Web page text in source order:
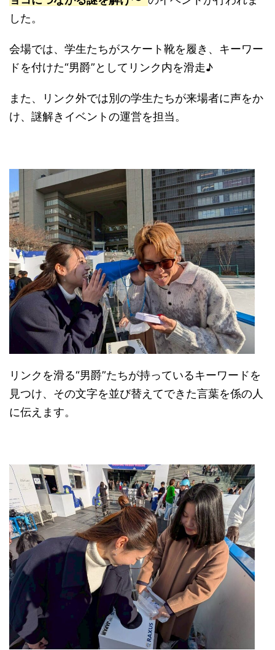
した。
会場では、学生たちがスケート靴を履き、キーワー
ドを付けた“男爵”としてリンク内を滑走♪
また、リンク外では別の学生たちが来場者に声をか
け、謎解きイベントの運営を担当。
リンクを滑る“男爵”たちが持っているキーワードを
見つけ、その文字を並び替えてできた言葉を係の人
に伝えます。